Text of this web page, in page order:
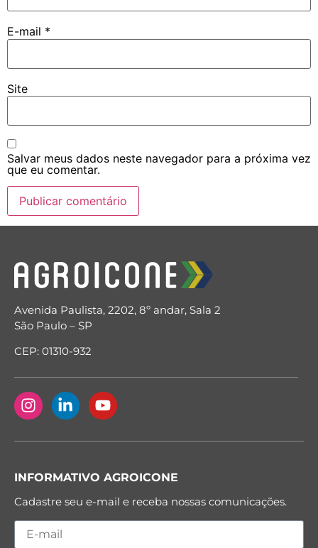
E-mail *
Site
Salvar meus dados neste navegador para a próxima vez
que eu comentar.
Avenida Paulista, 2202, 8º andar, Sala 2
São Paulo – SP
CEP: 01310-932
INFORMATIVO AGROICONE
Cadastre seu e-mail e receba nossas comunicações.